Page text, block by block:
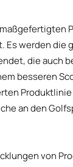
Es werden die
die auch
besseren
Produktlinie
an den
von